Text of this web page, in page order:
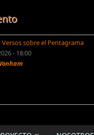
sobre el Pentagrama
- 18:00